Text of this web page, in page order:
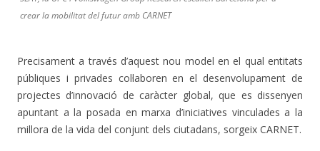
crear la mobilitat del futur amb CARNET
Precisament a través d’aquest nou model en el qual entitats
públiques i privades col·laboren en el desenvolupament de
projectes d’innovació de caràcter global, que es dissenyen
apuntant a la posada en marxa d’iniciatives vinculades a la
millora de la vida del conjunt dels ciutadans, sorgeix CARNET.